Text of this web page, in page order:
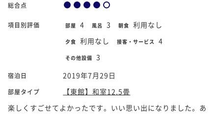
総合点
項目別評価 部屋 4 風呂 3 朝食 利用なし
夕食 利用なし 接客・サービス 4
その他設備 3
宿泊日 2019年7月29日
部屋タイプ
【東館】和室12.5畳
楽しくすごせてよかったです。いい思い出になりました。あ